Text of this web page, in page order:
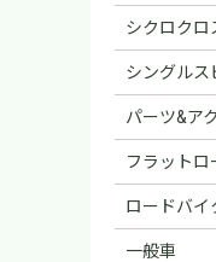
シクロクロ
シングルス
パーツ&ア
フラットロ
ロードバイ
一般車